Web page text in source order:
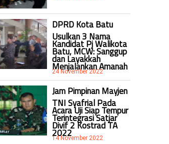
DPRD Kota Batu
Usulkan 3 Nama
Kandidat Pj Walikota
Batu, MCW: Sanggup
dan Layakkah
Menjalankan Amanah
24 November 2022
Jam Pimpinan Mayjen
TNI Syafrial Pada
Acara Uji Siap Tempur
Terintegrasi Satjar
Divif 2 Kostrad TA
2022
14 November 2022